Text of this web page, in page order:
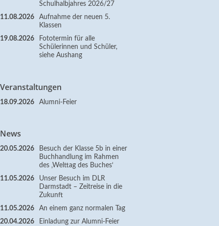
Schulhalbjahres 2026/27
11.08.2026
Aufnahme der neuen 5.
Klassen
19.08.2026
Fototermin für alle
Schülerinnen und Schüler,
siehe Aushang
Veranstaltungen
18.09.2026 Alumni-Feier
News
20.05.2026
Besuch der Klasse 5b in einer
Buchhandlung im Rahmen
des ‚Welttag des Buches‘
11.05.2026
Unser Besuch im DLR
Darmstadt – Zeitreise in die
Zukunft
11.05.2026
An einem ganz normalen Tag
20.04.2026
Einladung zur Alumni-Feier